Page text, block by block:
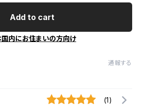
Add to cart
国内にお住まいの方向け
通報する
(1)